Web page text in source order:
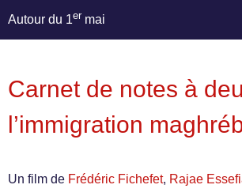
Autour du 1er mai
Carnet de notes à
l’immigration
Un film de Frédéric Fichefet, Rajae